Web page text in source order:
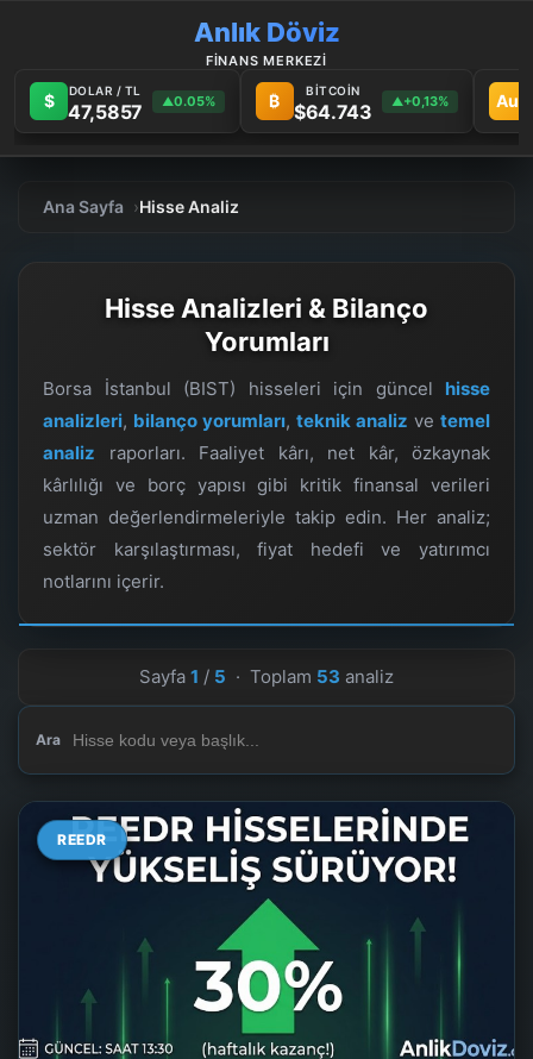
Anlık Döviz
FİNANS MERKEZİ
$ DOLAR / TL
47,5857 ▲0.05% ₿ BİTCOİN
$64.743 ▲+0,13% Au
Ana Sayfa Hisse Analiz
Hisse Analizleri & Bilanço
Yorumları
Borsa İstanbul (BIST) hisseleri için güncel hisse
analizleri, bilanço yorumları, teknik analiz ve temel
analiz raporları. Faaliyet kârı, net kâr, özkaynak
kârlılığı ve borç yapısı gibi kritik finansal verileri
uzman değerlendirmeleriyle takip edin. Her analiz;
sektör karşılaştırması, fiyat hedefi ve yatırımcı
notlarını içerir.
Sayfa 1 / 5 · Toplam 53 analiz
Ara
REEDR